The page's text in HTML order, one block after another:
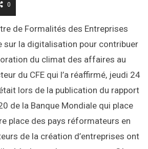
0
de Formalités des Entreprises
sur la digitalisation pour contribuer
du climat des affaires au
du CFE qui l’a réaffirmé, jeudi 24
lors de la publication du rapport
de la Banque Mondiale qui place
place des pays réformateurs en
de la création d’entreprises ont